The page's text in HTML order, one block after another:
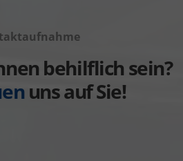
behilflich sein?
uns auf Sie!